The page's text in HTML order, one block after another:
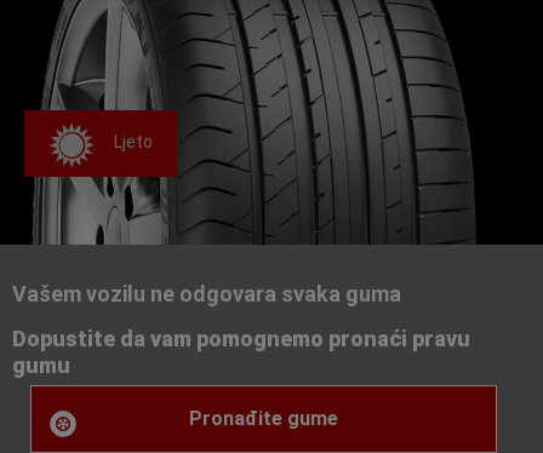
Ljeto
Vašem vozilu ne odgovara svaka guma
Dopustite da vam pomognemo pronaći pravu
gumu
Pronađite gume